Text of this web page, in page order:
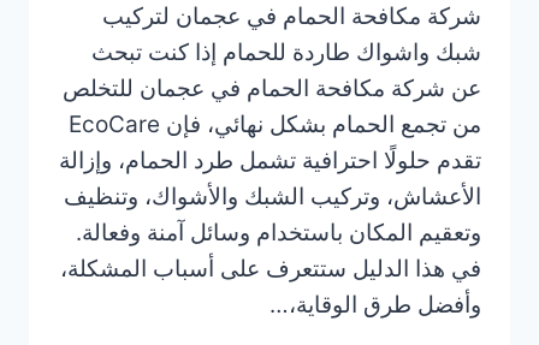
شركة مكافحة الحمام في عجمان لتركيب
شبك واشواك طاردة للحمام إذا كنت تبحث
عن شركة مكافحة الحمام في عجمان للتخلص
من تجمع الحمام بشكل نهائي، فإن EcoCare
تقدم حلولًا احترافية تشمل طرد الحمام، وإزالة
الأعشاش، وتركيب الشبك والأشواك، وتنظيف
وتعقيم المكان باستخدام وسائل آمنة وفعالة.
في هذا الدليل ستتعرف على أسباب المشكلة،
وأفضل طرق الوقاية،…